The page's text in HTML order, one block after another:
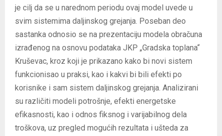
je cilj da se u narednom periodu ovaj model uvede u
svim sistemima daljinskog grejanja. Poseban deo
sastanka odnosio se na prezentaciju modela obračuna
izrađenog na osnovu podataka JKP „Gradska toplana“
Kruševac, kroz koji je prikazano kako bi novi sistem
funkcionisao u praksi, kao i kakvi bi bili efekti po
korisnike i sam sistem daljinskog grejanja. Analizirani
su različiti modeli potrošnje, efekti energetske
efikasnosti, kao i odnos fiksnog i varijabilnog dela
troškova, uz pregled mogućih rezultata i ušteda za